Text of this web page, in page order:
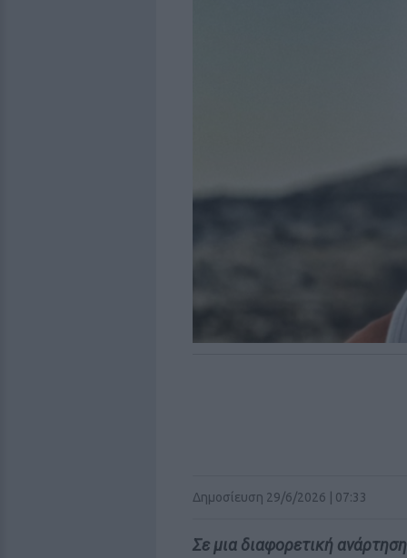
Δημοσίευση 29/6/2026 | 07:33
Σε μια διαφορετική